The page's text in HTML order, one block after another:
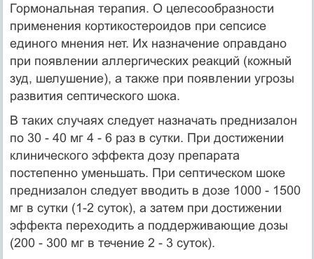
Гормональная терапия. О целесообразности
применения кортикостероидов при сепсисе
единого мнения нет. Их назначе­ние оправдано
при появлении аллергических реакций (кожный
зуд, шелушение), а также при появлении угрозы
развития сеп­тического шока.
В таких случаях следует назначать преднизалон
по 30 - 40 мг 4 - 6 раз в сутки. При достижении
клинического эффекта дозу препарата
постепенно уменьшать. При септическом шоке
преднизалон следует вводить в дозе 1000 - 1500
мг в сутки (1-2 суток), а затем при достижении
эффекта переходить а под­держивающие дозы
(200 - 300 мг в течение 2 - 3 суток).